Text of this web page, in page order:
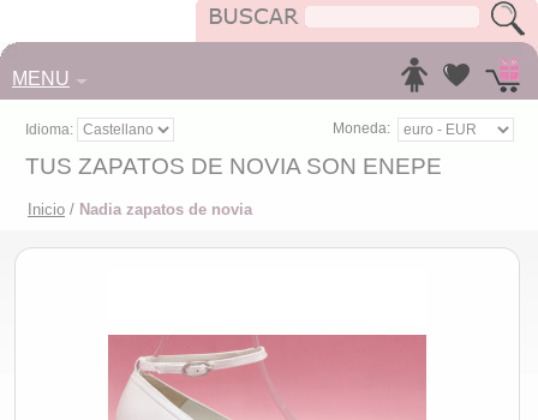
MENU
Idioma: Moneda:
TUS ZAPATOS DE NOVIA SON ENEPE
Inicio / Nadia zapatos de novia